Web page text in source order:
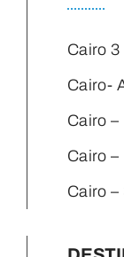
Cairo
Cairo-
Cairo
Cairo
Cairo –